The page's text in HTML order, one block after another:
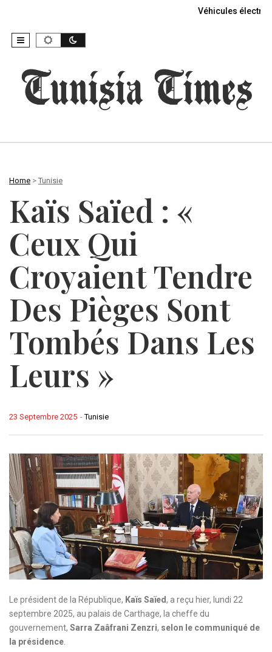
Véhicules
Home > Tunisie
Kaïs Saïed : «
Ceux Qui
Croyaient Tendre
Des Pièges Sont
Tombés Dans Les
Leurs »
-Tunisie
23 Septembre 2025
Le président de la République, Kaïs Saïed, a reçu hier, lundi 22
septembre 2025, au palais de Carthage, la cheffe du
gouvernement, Sarra Zaâfrani Zenzri, selon le communiqué de
la présidence